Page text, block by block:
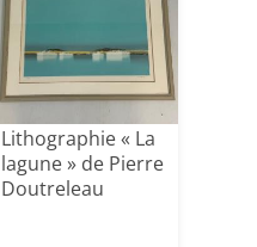
Lithographie « La
lagune » de Pierre
Doutreleau